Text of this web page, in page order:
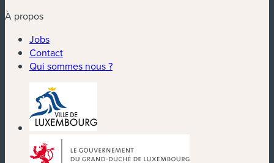
À propos
Jobs
Contact
Qui sommes nous ?